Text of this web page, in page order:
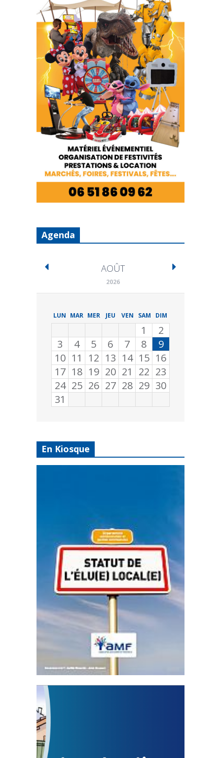
Agenda
AOÛT
2026
LUN MAR MER JEU VEN SAM DIM
1
2
3
4 5 6 7 8
9
10 11 12 13 14 15 16
17 18 19 20 21 22 23
24 25 26 27 28 29 30
31
En Kiosque
Statut de l’élu local
3 avril 2024
Mise à jour avril 2024
FEUILLETER